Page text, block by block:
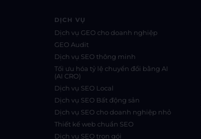
DỊCH VỤ
Dịch vụ GEO cho doanh nghiệp
GEO Audit
Dịch vụ SEO thông minh
Tối ưu hóa tỷ lệ chuyển đổi bằng AI
(AI CRO)
Dịch vụ SEO Local
Dịch vụ SEO Bất động sản
Dịch vụ SEO cho doanh nghiệp nhỏ
Thiết kế web chuẩn SEO
Dịch vụ SEO trọn gói